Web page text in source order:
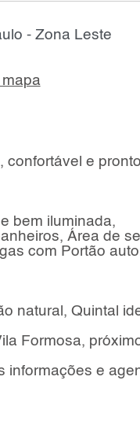
- Zona Leste
confortável e
bem iluminada,
Área de
com Portão
natural, Quintal
Formosa,
informações e